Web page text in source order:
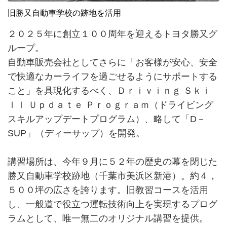
旧勝又自動車学校の跡地を活用
２０２５年に創立１００周年を迎えるトヨタ勝又グ
ループ。
自動車販売会社としてさらに「お客様が安心、安全
で快適なカーライフを過ごせるようにサポートする
こと」を具現化するべく、Ｄｒｉｖｉｎｇ Ｓｋｉ
ｌｌ Ｕｐｄａｔｅ Ｐｒｏｇｒａｍ（ドライビング
スキルアップデートプログラム）、略して「D－
SUP」（ディーサップ）を開発。
講習場所は、今年９月に５２年の歴史の幕を閉じた
勝又自動車学校跡地（千葉市美浜区新港）。約４，
５００坪の広さを誇ります。旧教習コースを活用
し、一般道で役立つ運転技術向上を実現するプログ
ラムとして、唯一無二のオリジナル講習を提供。